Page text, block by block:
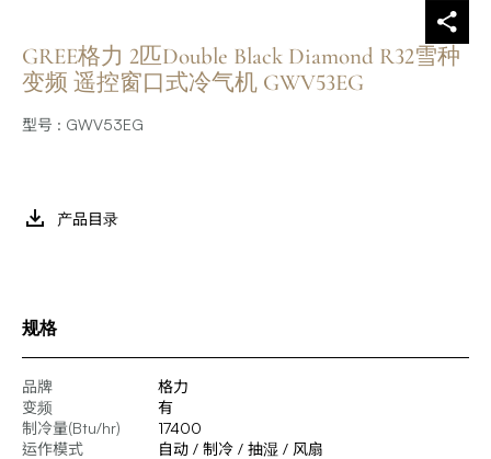
GREE格力 2匹Double Black Diamond R32雪种
变频 遥控窗口式冷气机 GWV53EG
型号 : GWV53EG
产品目录
规格
品牌
格力
变频
有
制冷量(Btu/hr)
17400
运作模式
自动 / 制冷 / 抽湿 / 风扇